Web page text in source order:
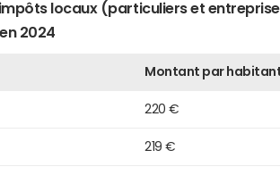
locaux (particuliers et
2024
Montant par
220 €
219 €